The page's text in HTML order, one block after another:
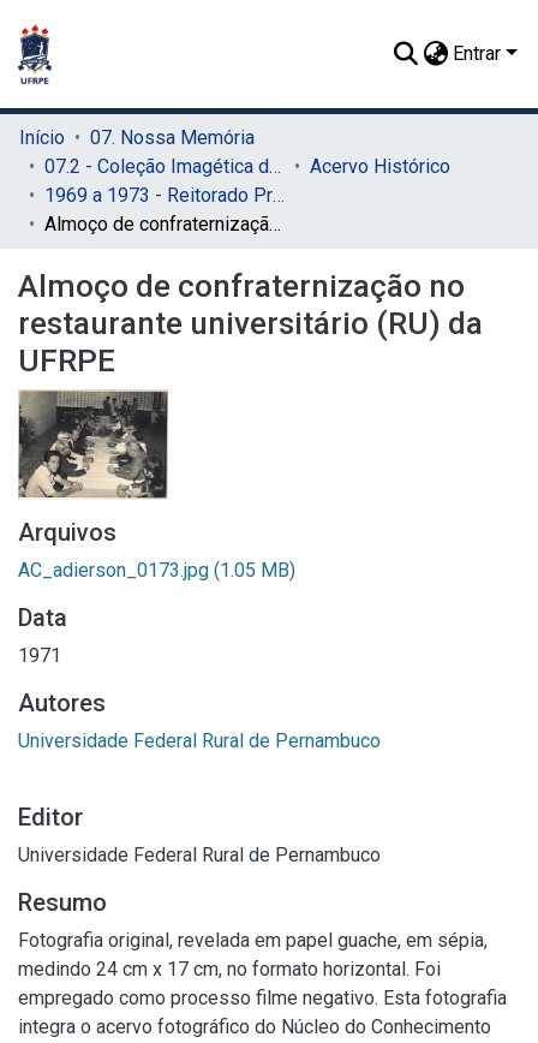
Entrar
Início
07. Nossa Memória
07.2 - Coleção Imagética do SIB
Acervo Histórico
1969 a 1973 - Reitorado Prof. Adierson Erasmo de Azevedo
Almoço de confraternização no restaurante universitário (RU) da UFRPE
Almoço de confraternização no
restaurante universitário (RU) da
UFRPE
Arquivos
AC_adierson_0173.jpg (1.05 MB)
Data
1971
Autores
Universidade Federal Rural de Pernambuco
Editor
Universidade Federal Rural de Pernambuco
Resumo
Fotografia original, revelada em papel guache, em sépia,
medindo 24 cm x 17 cm, no formato horizontal. Foi
empregado como processo filme negativo. Esta fotografia
integra o acervo fotográfico do Núcleo do Conhecimento